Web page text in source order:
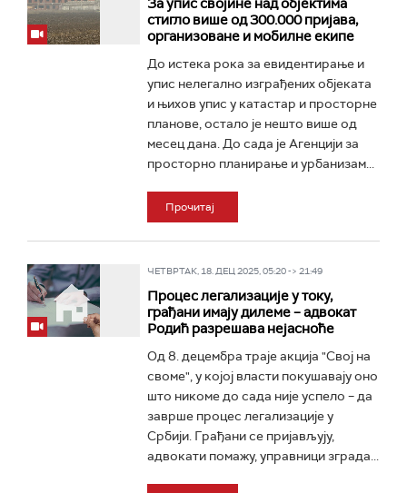
За упис својине над објектима
стигло више од 300.000 пријава,
организоване и мобилне екипе
До истека рока за евидентирање и
упис нелегално изграђених објеката
и њихов упис у катастар и просторне
планове, остало је нешто више од
месец дана. До сада је Агенцији за
просторно планирање и урбанизам...
Прочитај
ЧЕТВРТАК, 18. ДЕЦ 2025, 05:20 -> 21:49
Процес легализације у току,
грађани имају дилеме – адвокат
Родић разрешава нејасноће
Од 8. децембра траје акција "Свој на
своме", у којој власти покушавају оно
што никоме до сада није успело – да
заврше процес легализације у
Србији. Грађани се пријављују,
адвокати помажу, управници зграда...